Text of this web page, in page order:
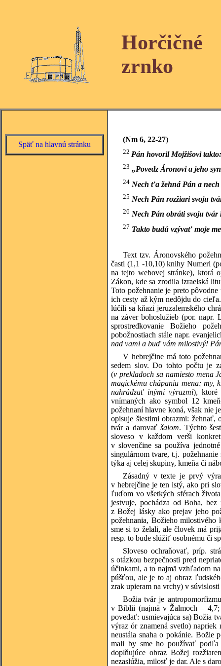
Horčičné
zrnko
Späť na hlavnú stránku
(Nm 6, 22-27)
22 Pán hovoril Mojžišovi takto:
23 „Povedz Áronovi a jeho
24 Nech ťa žehná Pán a
25 Nech Pán rozžiari svoju
26 Nech Pán obráti svoju
27 Takto budú vzývať moje
Text tzv. Áronovského
časti (1,1 -10,10) knihy Numeri
na tejto webovej stránke), ktorá
Zákon, kde sa zrodila izraelská
Toto požehnanie je preto
ich cesty až kým nedôjdu do
lúčili sa kňazi jeruzalemského
na záver bohoslužieb (por.
sprostredkovanie Božieho
pobožnostiach stále napr.
nad vami a buď vám milostivý!
V hebrejčine má toto
sedem slov. Do tohto počtu je
(v prekladoch sa namiesto mena
magickému chápaniu mena; my,
nahrádzať inými výrazmi), ktoré
vnímaných ako symbol 12
požehnaní hlavne koná, však nie
opisuje šiestimi obrazmi:
tvár a darovaťšalom. Týchto
sloveso v každom verši
v slovenčine sa používa
singulárnom tvare, t.j.
týka aj celej skupiny, kmeňa či
Zásadný v texte je prvý
v hebrejčine je ten istý, ako pri
ľuďom vo všetkých sférach
jestvuje, pochádza od Boha,
z Božej lásky ako prejav jeho
požehnania, Božieho
sme si to želali, ale človek má
resp. to bude slúžiť osobnému či
Sloveso ochraňovať, príp.
s otázkou bezpečnosti pred
účinkami, a to najmä vzhľadom
púšťou, ale je to aj obraz
zrak upieram na vrchy) v
Božia tvár je
v Biblii (najmä v Žalmoch – 4,7;
povedať: usmievajúca sa) Božia
výraz ór znamená svetlo) napriek
neustála snaha o pokánie. Božie
mali by sme ho používať
doplňujúce obraz Božej
nezaslúžia, milosť je dar. Ale s